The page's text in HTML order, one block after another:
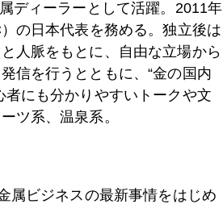
の兆しか
ディーラーとして活躍。2011年
の日本代表を務める。独立後は
人脈をもとに、自由な立場から
信を行うとともに、“金の国内
にも分かりやすいトークや文
ツ系、温泉系。
属ビジネスの最新事情をはじめ